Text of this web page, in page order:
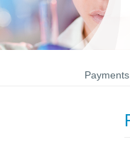
Payments